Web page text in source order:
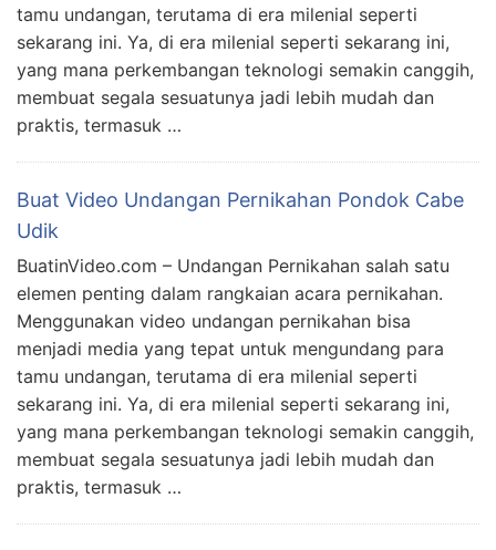
tamu undangan, terutama di era milenial seperti
sekarang ini. Ya, di era milenial seperti sekarang ini,
yang mana perkembangan teknologi semakin canggih,
membuat segala sesuatunya jadi lebih mudah dan
praktis, termasuk …
Buat Video Undangan Pernikahan Pondok Cabe
Udik
BuatinVideo.com – Undangan Pernikahan salah satu
elemen penting dalam rangkaian acara pernikahan.
Menggunakan video undangan pernikahan bisa
menjadi media yang tepat untuk mengundang para
tamu undangan, terutama di era milenial seperti
sekarang ini. Ya, di era milenial seperti sekarang ini,
yang mana perkembangan teknologi semakin canggih,
membuat segala sesuatunya jadi lebih mudah dan
praktis, termasuk …